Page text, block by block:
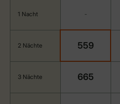
1 Nacht -
2 Nächte 559
3 Nächte 665